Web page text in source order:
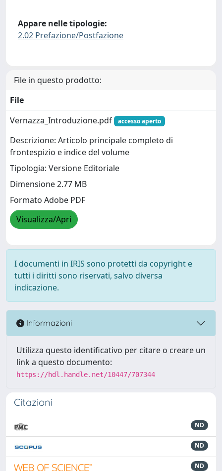
Appare nelle tipologie:
2.02 Prefazione/Postfazione
File in questo prodotto:
File
Vernazza_Introduzione.pdf
accesso aperto
Descrizione: Articolo principale completo di
frontespizio e indice del volume
Tipologia: Versione Editoriale
Dimensione 2.77 MB
Formato Adobe PDF
Visualizza/Apri
I documenti in IRIS sono protetti da copyright e
tutti i diritti sono riservati, salvo diversa
indicazione.
Informazioni
Utilizza questo identificativo per citare o creare un
link a questo documento:
https://hdl.handle.net/10447/707344
Citazioni
ND
ND
ND